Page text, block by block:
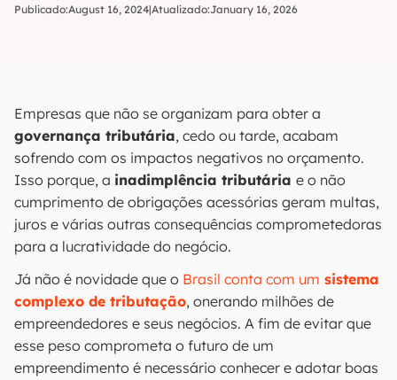
Publicado:August 16, 2024|Atualizado:January 16, 2026
Empresas que não se organizam para obter a
governança tributária, cedo ou tarde, acabam
sofrendo com os impactos negativos no orçamento.
Isso porque, a inadimplência tributária e o não
cumprimento de obrigações acessórias geram multas,
juros e várias outras consequências comprometedoras
para a lucratividade do negócio.
Já não é novidade que o Brasil conta com um sistema
complexo de tributação, onerando milhões de
empreendedores e seus negócios. A fim de evitar que
esse peso comprometa o futuro de um
empreendimento é necessário conhecer e adotar boas